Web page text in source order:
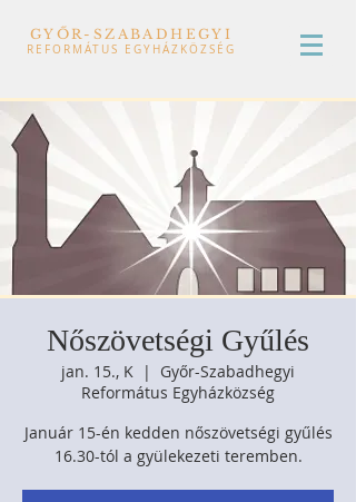
GYŐR-SZABADHEGYI
REFORMÁTUS EGYHÁZKÖZSÉG
Nőszövetségi Gyűlés
jan. 15., K
  |
Győr-Szabadhegyi
Református Egyházközség
Január 15-én kedden nőszövetségi gyűlés
16.30-tól a gyülekezeti teremben.